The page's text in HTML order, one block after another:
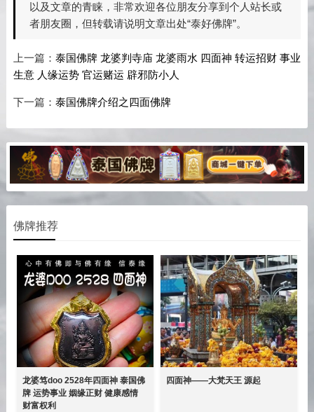
以及文章的青睐，非常欢迎各位朋友分享到个人站长或
者朋友圈，但转载请说明文章出处“泰好佛牌”。
上一篇： 泰国佛牌 龙婆判寺庙 龙婆雨水 四面神 转运招财 事业
生意 人缘运势 官运赌运 辟邪防小人
下一篇： 泰国佛牌介绍之四面佛牌
佛牌推荐
龙婆笃doo 2528年四面神 泰国佛
牌 运势事业 姻缘正财 健康感情
财富权利
四面神——大梵天王 源起